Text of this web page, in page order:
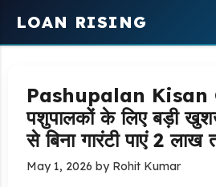
content
LOAN RISING
Pashupalan Kisan
पशुपालकों के लिए बड़ी
से बिना गारंटी पाएं 2
May 1, 2026 by Rohit Kumar